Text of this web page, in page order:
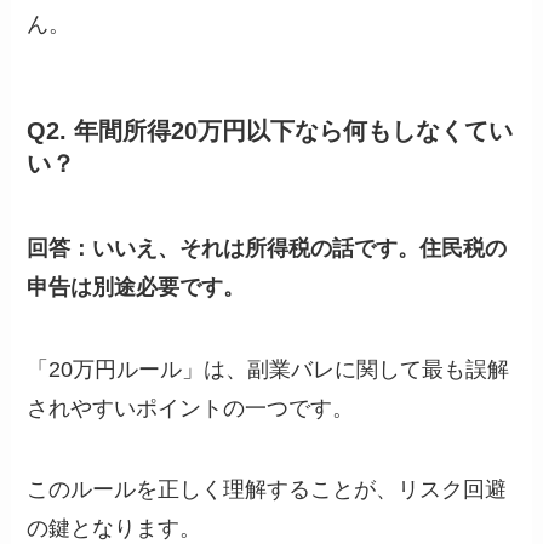
ん。
Q2. 年間所得20万円以下なら何もしなくてい
い？
回答：いいえ、それは所得税の話です。住民税の
申告は別途必要です。
「20万円ルール」は、副業バレに関して最も誤解
されやすいポイントの一つです。
このルールを正しく理解することが、リスク回避
の鍵となります。